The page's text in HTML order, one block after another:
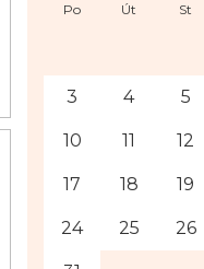
Po Út St
3 4 5
10 11 12
17 18 19
24 25 26